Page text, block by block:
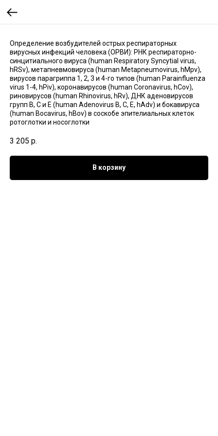
Определение возбудителей острых респираторных
вирусных инфекций человека (ОРВИ): РНК респираторно-
синцитиального вируса (human Respiratory Syncytial virus,
hRSv), метапневмовируса (human Metapneumovirus, hMpv),
вирусов парагриппа 1, 2, 3 и 4-го типов (human Parainfluenza
virus 1-4, hPiv), коронавирусов (human Coronavirus, hCov),
риновирусов (human Rhinovirus, hRv), ДНК аденовирусов
групп B, C и E (human Adenovirus B, C, E, hAdv) и бокавируса
(human Bocavirus, hBov) в соскобе эпителиальных клеток
ротоглотки и носоглотки
3 205 р.
В корзину